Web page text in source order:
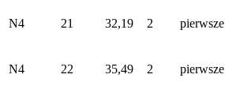
N4 21 32,19 2 pierwsze
N4 22 35,49 2 pierwsze